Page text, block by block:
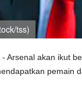
tss)
- Arsenal akan ikut
pemain